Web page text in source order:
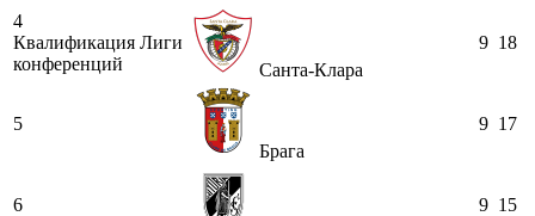
4
Квалификация Лиги
конференций
Санта-Клара
9 18
5
Брага
9 17
6
9 15